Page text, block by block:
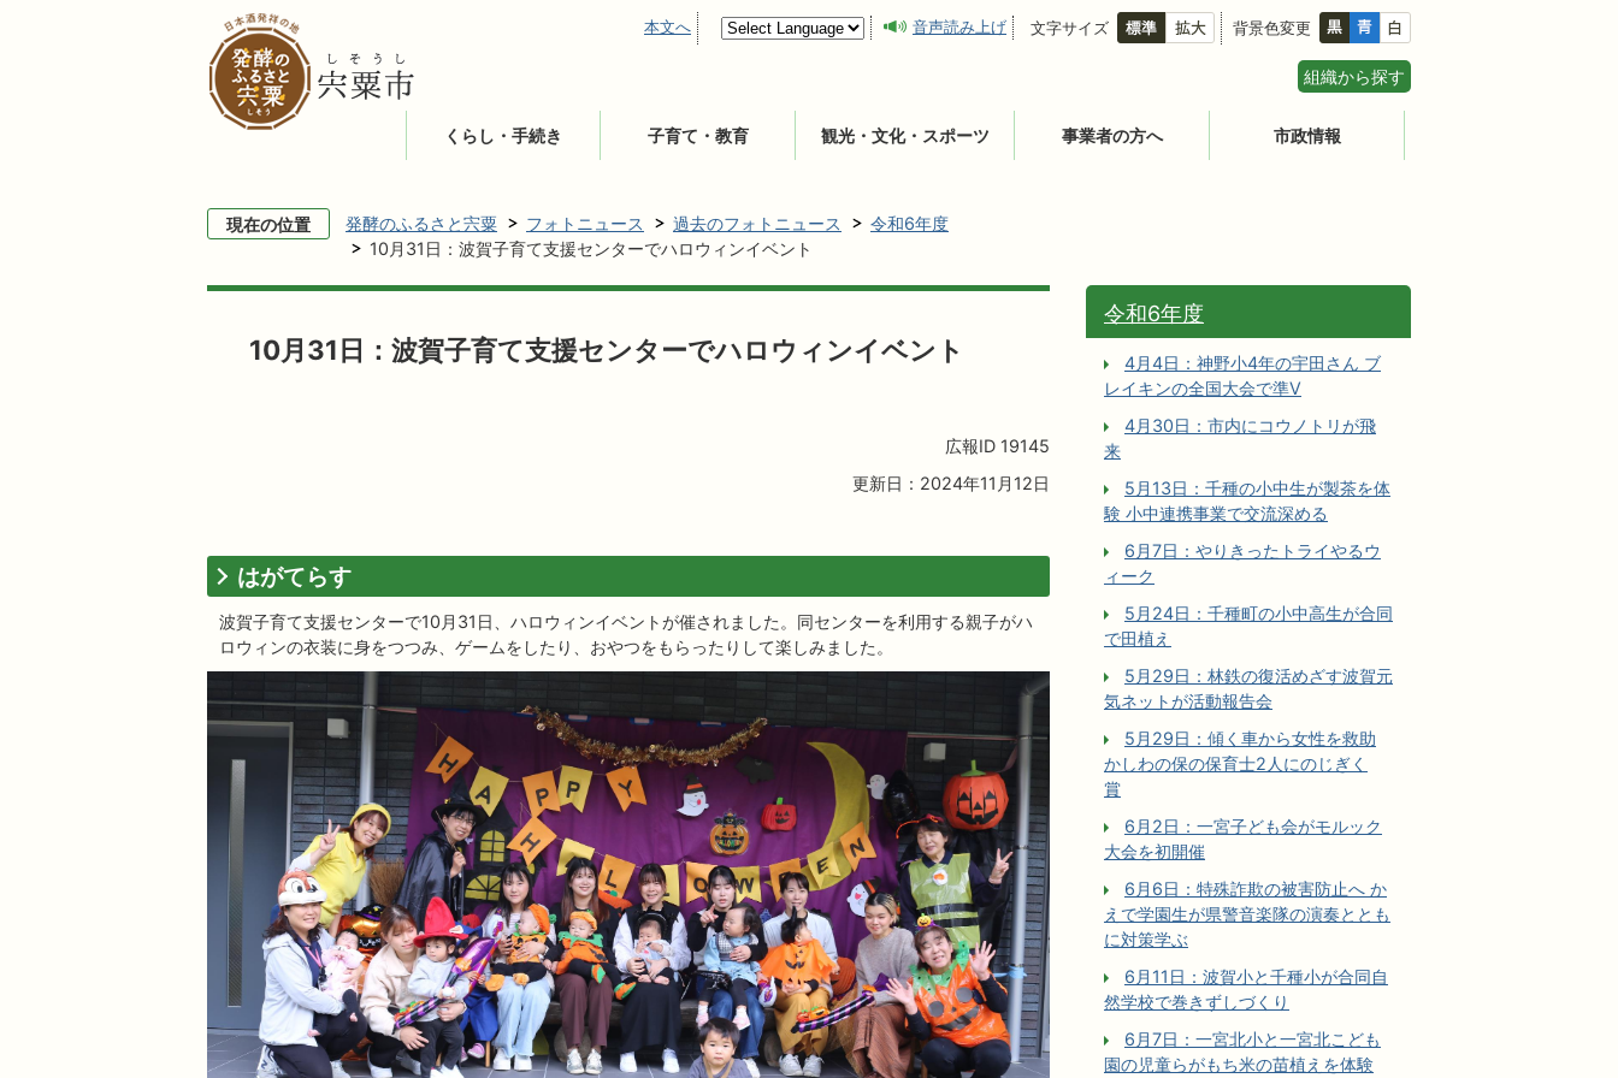
本文へ 音声読み上げ 文字サイズ 背景色変更
組織から探す
くらし・手続き 子育て・教育 観光・文化・スポーツ 事業者の方へ 市政情報
現在の位置 発酵のふるさと宍粟 フォトニュース 過去のフォトニュース
令和6年度
10月31日：波賀子育て支援センターでハロウィンイベント
10月31日：波賀子育て支援センターでハロウィンイベント
広報ID 19145
更新日：2024年11月12日
はがてらす
波賀子育て支援センターで10月31日、ハロウィンイベントが催されました。同センターを利用する親子がハ
ロウィンの衣装に身をつつみ、ゲームをしたり、おやつをもらったりして楽しみました。
令和6年度
4月4日：神野小4年の宇田さん ブ
レイキンの全国大会で準V
4月30日：市内にコウノトリが飛
来
5月13日：千種の小中生が製茶を体
験 小中連携事業で交流深める
6月7日：やりきったトライやるウ
ィーク
5月24日：千種町の小中高生が合同
で田植え
5月29日：林鉄の復活めざす波賀元
気ネットが活動報告会
5月29日：傾く車から女性を救助
かしわの保の保育士2人にのじぎく
賞
6月2日：一宮子ども会がモルック
大会を初開催
6月6日：特殊詐欺の被害防止へ か
えで学園生が県警音楽隊の演奏ととも
に対策学ぶ
6月11日：波賀小と千種小が合同自
然学校で巻きずしづくり
6月7日：一宮北小と一宮北こども
園の児童らがもち米の苗植えを体験